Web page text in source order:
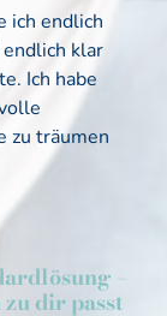
ich endlich
klar
Ich habe
zu träumen
zu dir passt